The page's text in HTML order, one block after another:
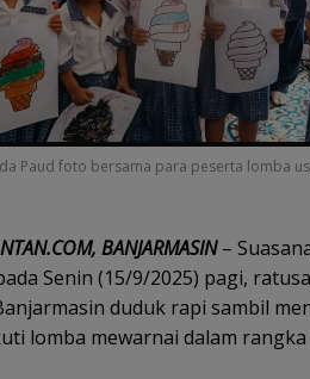
Paud foto bersama para peserta lomba
BANJARMASIN–
Senin (15/9/2025) pagi,
duduk rapi sambil
lomba mewarnai dalam